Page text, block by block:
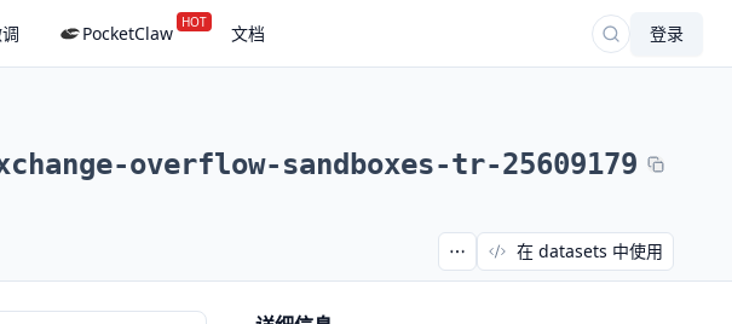
PocketClaw HOT 文档 登录
overflow-sandboxes-tr-25609179
在 datasets 中使用